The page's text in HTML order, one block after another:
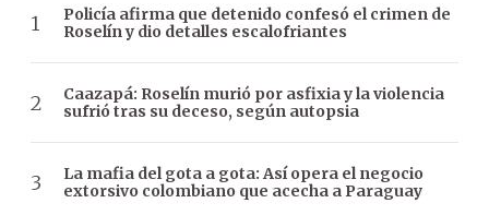
Policía afirma que detenido confesó el crimen de
Roselín y dio detalles escalofriantes
Caazapá: Roselín murió por asfixia y la violencia
sufrió tras su deceso, según autopsia
La mafia del gota a gota: Así opera el negocio
extorsivo colombiano que acecha a Paraguay